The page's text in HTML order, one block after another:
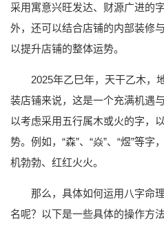
采用寓意兴旺发达、财源广进的
外，还可以结合店铺的内部装修
以提升店铺的整体运势。
2025年乙巳年，天干乙木，
装店铺来说，这是一个充满机遇
以考虑采用五行属木或火的字，
势。例如，“森”、“焱”、“煜”等
机勃勃、红红火火。
那么，具体如何运用八字命
名呢？以下是一些具体的操作方